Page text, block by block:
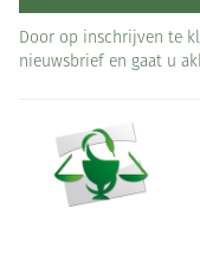
Door op inschrijven te
nieuwsbrief en gaat u